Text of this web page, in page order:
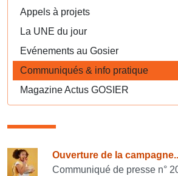
Appels à projets
La UNE du jour
Evénements au Gosier
Communiqués & info pratique
Magazine Actus GOSIER
Consulter également
Ouverture de la
Communiqué de presse n°